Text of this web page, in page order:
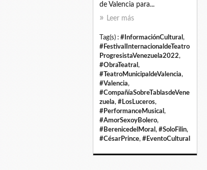
de Valencia para...
Leer más
Tag(s) : #InformaciónCultural ,
#FestivalInternacionaldeTeatro
ProgresistaVenezuela2022,
#ObraTeatral ,
#TeatroMunicipaldeValencia,
#Valencia,
#CompañíaSobreTablasdeVene
zuela, #LosLuceros,
#PerformanceMusical ,
#AmorSexoyBolero,
#BerenicedelMoral , #SoloFilin,
#CésarPrince, #EventoCultural